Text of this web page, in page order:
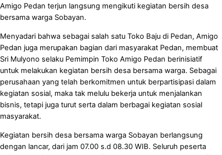
Amigo Pedan terjun langsung mengikuti kegiatan bersih desa
bersama warga Sobayan.
Menyadari bahwa sebagai salah satu Toko Baju di Pedan, Amigo
Pedan juga merupakan bagian dari masyarakat Pedan, membuat
Sri Mulyono selaku Pemimpin Toko Amigo Pedan berinisiatif
untuk melakukan kegiatan bersih desa bersama warga. Sebagai
perusahaan yang telah berkomitmen untuk berpartisipasi dalam
kegiatan sosial, maka tak melulu bekerja untuk menjalankan
bisnis, tetapi juga turut serta dalam berbagai kegiatan sosial
masyarakat.
Kegiatan bersih desa bersama warga Sobayan berlangsung
dengan lancar, dari jam 07.00 s.d 08.30 WIB. Seluruh peserta